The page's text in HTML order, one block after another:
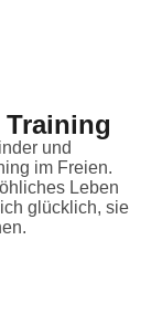
und
im Freien.
Leben
glücklich, sie